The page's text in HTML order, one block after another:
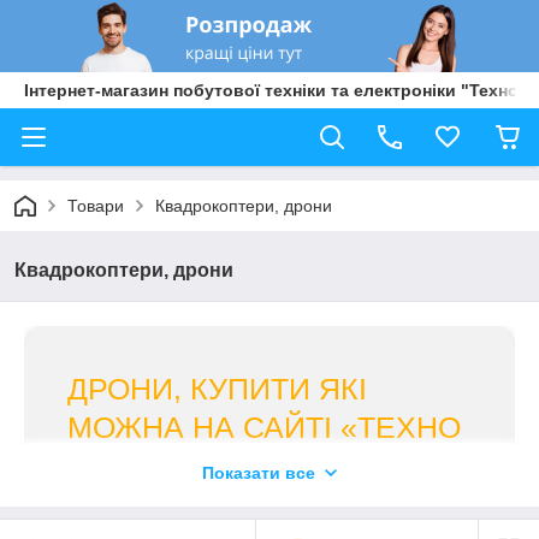
Інтернет-магазин побутової техніки та електроніки "Техно
Товари Квадрокоптери, дрони
Квадрокоптери, дрони
ДРОНИ, КУПИТИ ЯКІ
МОЖНА НА САЙТІ «ТЕХНО
Є якісним багатоцільовим рішенням
Показати все